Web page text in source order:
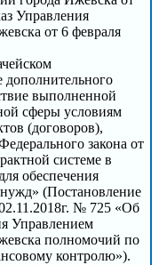
Управления
от 6 февраля
дополнительного
выполненной
сферы условиям
(договоров),
закона от
системе в
обеспечения
(Постановление
№ 725 «Об
Управлением
полномочий по
контролю»).